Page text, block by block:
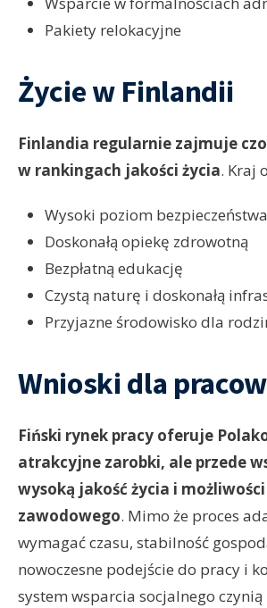
Pakiety relokacyjne
Życie w Finlandii
Finlandia regularnie zajmuje
w rankingach jakości życia. Kraj
Wysoki poziom
Doskonałą opiekę zdrowotną
Bezpłatną edukację
Czystą naturę i doskonałą
Przyjazne środowisko dla
Wnioski dla
Fiński rynek pracy oferuje
atrakcyjne zarobki, ale przede
wysoką jakość życia i
zawodowego. Mimo że proces
wymagać czasu, stabilność
nowoczesne podejście do pracy i
system wsparcia socjalnego